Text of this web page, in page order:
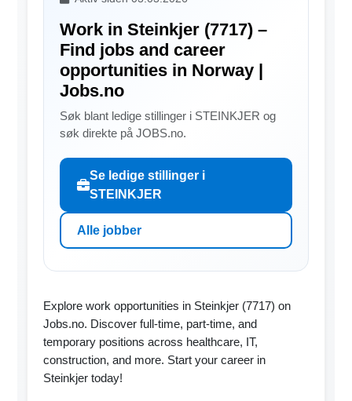
Work in Steinkjer (7717) –
Find jobs and career
opportunities in Norway |
Jobs.no
Søk blant ledige stillinger i STEINKJER og
søk direkte på JOBS.no.
Se ledige stillinger i
STEINKJER
Alle jobber
Explore work opportunities in Steinkjer (7717) on
Jobs.no. Discover full-time, part-time, and
temporary positions across healthcare, IT,
construction, and more. Start your career in
Steinkjer today!